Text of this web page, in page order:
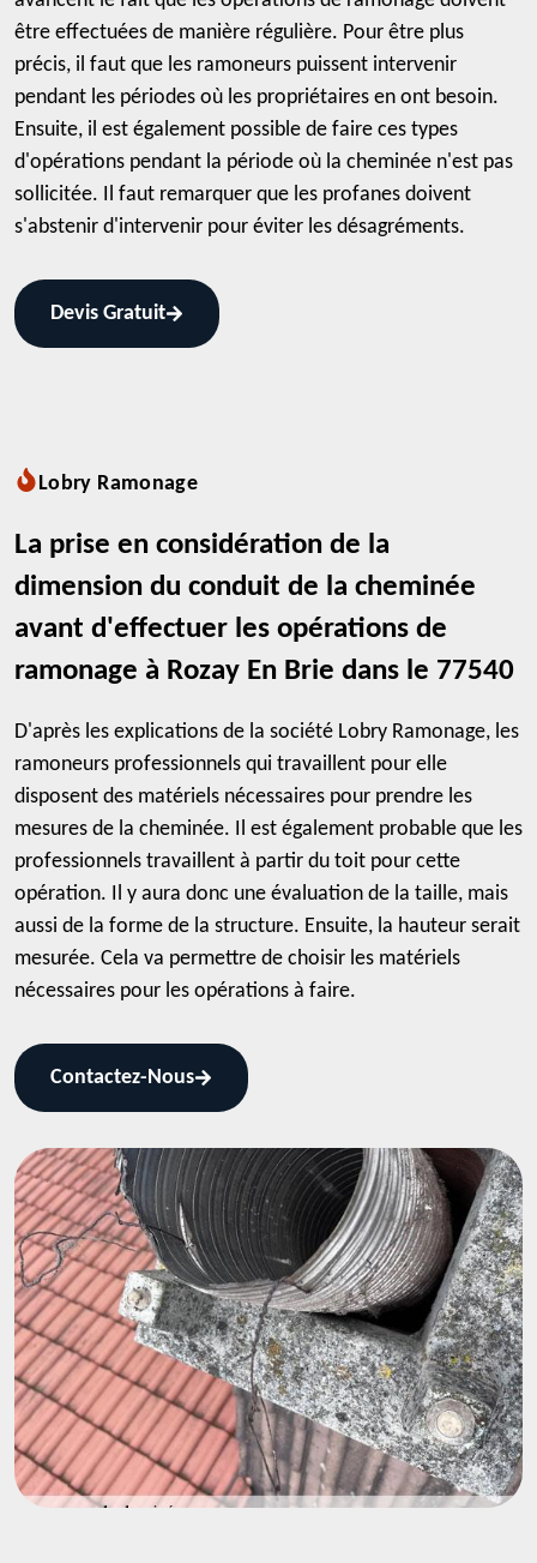
être effectuées de manière régulière. Pour être plus
précis, il faut que les ramoneurs puissent intervenir
pendant les périodes où les propriétaires en ont besoin.
Ensuite, il est également possible de faire ces types
d'opérations pendant la période où la cheminée n'est pas
sollicitée. Il faut remarquer que les profanes doivent
s'abstenir d'intervenir pour éviter les désagréments.
Devis Gratuit
Lobry Ramonage
La prise en considération de la
dimension du conduit de la cheminée
avant d'effectuer les opérations de
ramonage à Rozay En Brie dans le 77540
D'après les explications de la société Lobry Ramonage, les
ramoneurs professionnels qui travaillent pour elle
disposent des matériels nécessaires pour prendre les
mesures de la cheminée. Il est également probable que les
professionnels travaillent à partir du toit pour cette
opération. Il y aura donc une évaluation de la taille, mais
aussi de la forme de la structure. Ensuite, la hauteur serait
mesurée. Cela va permettre de choisir les matériels
nécessaires pour les opérations à faire.
Contactez-Nous